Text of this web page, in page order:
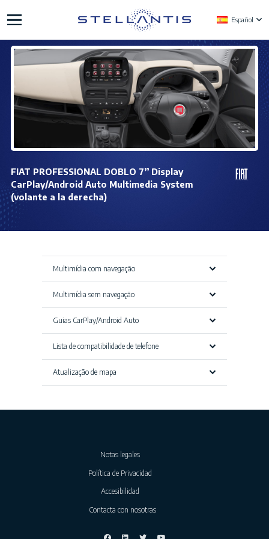
Español
FIAT PROFESSIONAL DOBLO 7” Display
CarPlay/Android Auto Multimedia System
(volante a la derecha)
Multimídia com navegação
Multimídia sem navegação
Guias CarPlay/Android Auto
Lista de compatibilidade de telefone
Atualização de mapa
Notas legales
Política de Privacidad
Accesibilidad
Contacta con nosotras